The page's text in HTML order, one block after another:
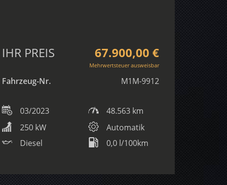
IHR PREIS 67.900,00 €
Mehrwertsteuer ausweisbar
Fahrzeug-Nr. M1M-9912
03/2023
48.563 km
250 kW
Automatik
Diesel
0,0 l/100km